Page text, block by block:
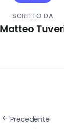
SCRITTO DA
Matteo
Precedente